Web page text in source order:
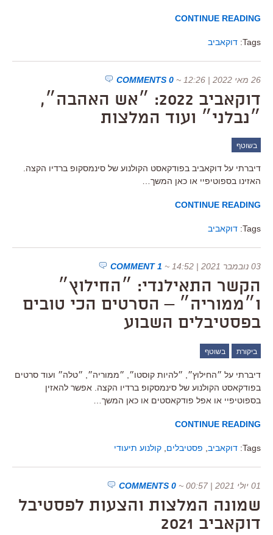
CONTINUE READING
Tags: דוקאביב
26 מאי 2022 | 12:26 ~
0 COMMENTS
דוקאביב 2022: ״אש האהבה״,
״נבלני״ ועוד המלצות
בשוטף
דיברתי על דוקאביב בפודקאסט הקולנוע של סינמסקופ ברדיו הקצה.
האזינו בספוטיפיי או כאן המשך…
CONTINUE READING
Tags: דוקאביב
03 נובמבר 2021 | 14:52 ~
1 COMMENT
הקשר התאילנדי: ״החילוץ״
ו״ממוריה״ – הסרטים הכי טובים
בפסטיבלים השבוע
ביקורת בשוטף
דיברתי על ״החילוץ״, ״להיות קוסטו״, ״ממוריה״, ״טלה״ ועוד סרטים
בפודקאסט הקולנוע של סינמסקופ ברדיו הקצה. אפשר להאזין
בספוטיפיי או אפל פודקאסטים או כאן המשך…
CONTINUE READING
Tags: דוקאביב פסטיבלים קולנוע תיעודי
01 יולי 2021 | 00:57 ~
0 COMMENTS
שמונה המלצות והצעות לפסטיבל
דוקאביב 2021